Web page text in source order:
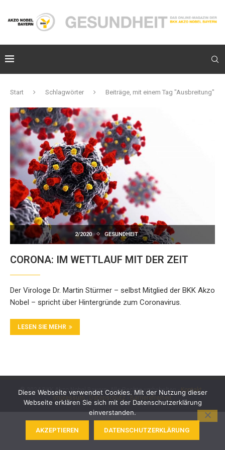
Start Schlagwörter Beiträge, mit einem Tag "Ausbreitung"
2/2020 GESUNDHEIT
CORONA: IM WETTLAUF MIT DER ZEIT
Der Virologe Dr. Martin Stürmer – selbst Mitglied der BKK Akzo
Nobel – spricht über Hintergründe zum Coronavirus.
LESEN SIE MEHR
© 2024 BKK Akzo Nobel Bayern. Alle Rechte vorbehalten - Kontakt-
Diese Webseite verwendet Cookies. Mit der Nutzung dieser
Webseite erklären Sie sich mit der Datenschutzerklärung
einverstanden.
AKZEPTIEREN DATENSCHUTZERKLÄRUNG